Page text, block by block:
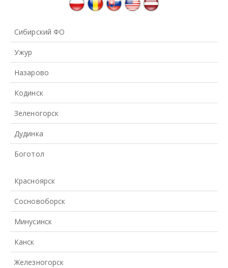
Сибирский ФО
Ужур
Назарово
Кодинск
Зеленогорск
Дудинка
Боготол
Красноярск
Сосновоборск
Минусинск
Канск
Железногорск